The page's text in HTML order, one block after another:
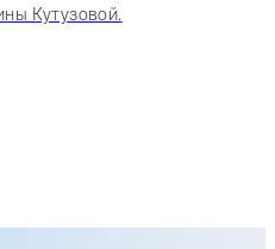
Кутузовой.